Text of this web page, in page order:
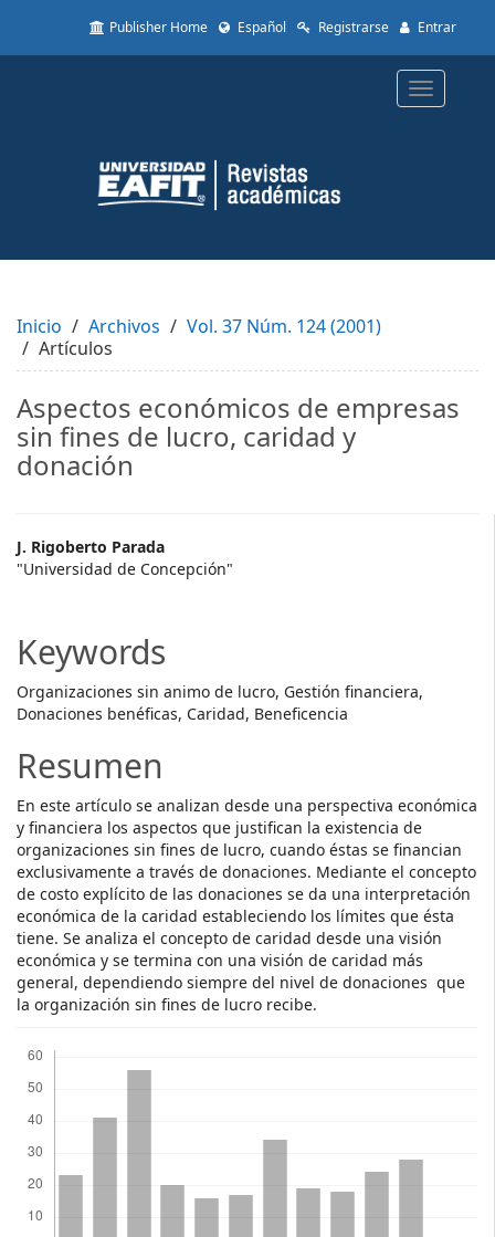
to
Content
Sidebar
Publisher Home Español Registrarse Entrar
Toggle
Inicio Archivos
Vol. 37 Núm. 124 (2001)
Artículos
Aspectos económicos de empresas
sin fines de lucro, caridad y
donación
Main
Article
J. Rigoberto Parada
"Universidad de Concepción"
Keywords
Organizaciones sin animo de lucro, Gestión financiera,
Donaciones benéficas, Caridad, Beneficencia
Resumen
En este artículo se analizan desde una perspectiva económica
y financiera los aspectos que justifican la existencia de
organizaciones sin fines de lucro, cuando éstas se financian
exclusivamente a través de donaciones. Mediante el concepto
de costo explícito de las donaciones se da una interpretación
económica de la caridad estableciendo los límites que ésta
tiene. Se analiza el concepto de caridad desde una visión
económica y se termina con una visión de caridad más
general, dependiendo siempre del nivel de donaciones que
la organización sin fines de lucro recibe.